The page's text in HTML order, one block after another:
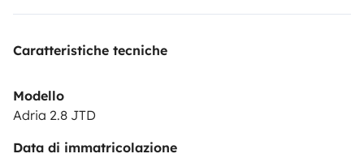
¡escríbeme sin compromiso! 😊
Caratteristiche tecniche
Modello
Adria 2.8 JTD
Data di immatricolazione